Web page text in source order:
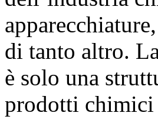
di tanto altro.
è solo una
prodotti chimici